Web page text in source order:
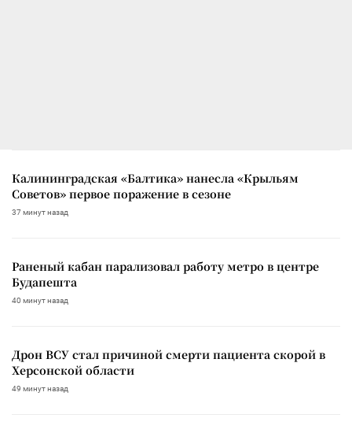
Калининградская «Балтика» нанесла «Крыльям
Советов» первое поражение в сезоне
37 минут назад
Раненый кабан парализовал работу метро в центре
Будапешта
40 минут назад
Дрон ВСУ стал причиной смерти пациента скорой в
Херсонской области
49 минут назад